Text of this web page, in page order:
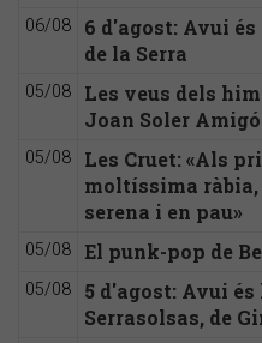
06/08
6 d'agost: Avui
de la Serra
05/08
Les veus dels
Joan Soler Amigó
05/08
Les Cruet: «Als
moltíssima ràbia,
serena i en pau»
05/08 El punk-pop de
05/08
5 d'agost: Avui
Serrasolsas, de